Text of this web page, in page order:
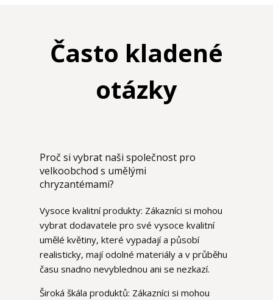
Často kladené
otázky
Proč si vybrat naši společnost pro
velkoobchod s umělými
chryzantémami?
Vysoce kvalitní produkty: Zákazníci si mohou
vybrat dodavatele pro své vysoce kvalitní
umělé květiny, které vypadají a působí
realisticky, mají odolné materiály a v průběhu
času snadno nevyblednou ani se nezkazí.
Široká škála produktů: Zákazníci si mohou